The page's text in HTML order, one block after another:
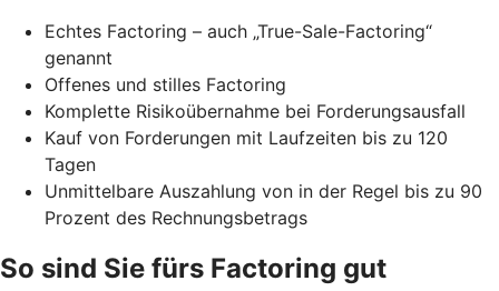
Echtes Factoring – auch „True-Sale-Factoring“
genannt
Offenes und stilles Factoring
Komplette Risikoübernahme bei Forderungsausfall
Kauf von Forderungen mit Laufzeiten bis zu 120
Tagen
Unmittelbare Auszahlung von in der Regel bis zu 90
Prozent des Rechnungsbetrags
So sind Sie fürs Factoring gut